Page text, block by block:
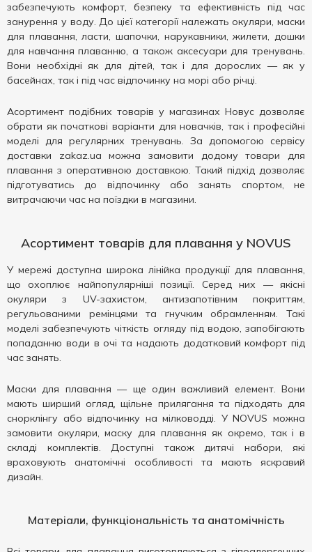
забезпечують комфорт, безпеку та ефективність під час
занурення у воду. До цієї категорії належать окуляри, маски
для плавання, ласти, шапочки, нарукавники, жилети, дошки
для навчання плаванню, а також аксесуари для тренувань.
Вони необхідні як для дітей, так і для дорослих — як у
басейнах, так і під час відпочинку на морі або річці.
Асортимент подібних товарів у магазинах Новус дозволяє
обрати як початкові варіанти для новачків, так і професійні
моделі для регулярних тренувань. За допомогою сервісу
доставки zakaz.ua можна замовити додому товари для
плавання з оперативною доставкою. Такий підхід дозволяє
підготуватись до відпочинку або занять спортом, не
витрачаючи час на поїздки в магазини.
Асортимент товарів для плавання у NOVUS
У мережі доступна широка лінійка продукції для плавання,
що охоплює найпопулярніші позиції. Серед них — якісні
окуляри з UV-захистом, антизапотівним покриттям,
регульованими ремінцями та гнучким обрамленням. Такі
моделі забезпечують чіткість огляду під водою, запобігають
попаданню води в очі та надають додатковий комфорт під
час занять.
Маски для плавання — ще один важливий елемент. Вони
мають ширший огляд, щільне прилягання та підходять для
снорклінгу або відпочинку на мілководді. У NOVUS можна
замовити окуляри, маску для плавання як окремо, так і в
складі комплектів. Доступні також дитячі набори, які
враховують анатомічні особливості та мають яскравий
дизайн.
Матеріали, функціональність та анатомічність